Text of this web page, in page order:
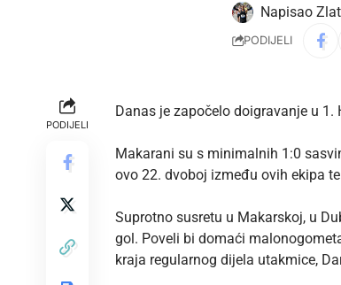
Napisao
PODIJELI
PODIJELI
Danas je započelo doigravanje u
Makarani su s minimalnih 1:0
ovo 22. dvoboj između ovih ekipa
Suprotno susretu u Makarskoj, u
gol. Poveli bi domaći
kraja regularnog dijela utakmice,